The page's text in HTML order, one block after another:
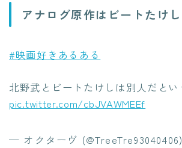
アナログ原作はビートたけし
#映画好きあるある
北野武とビートたけしは別人だとい
pic.twitter.com/cbJVAWMEEf
— オクターヴ